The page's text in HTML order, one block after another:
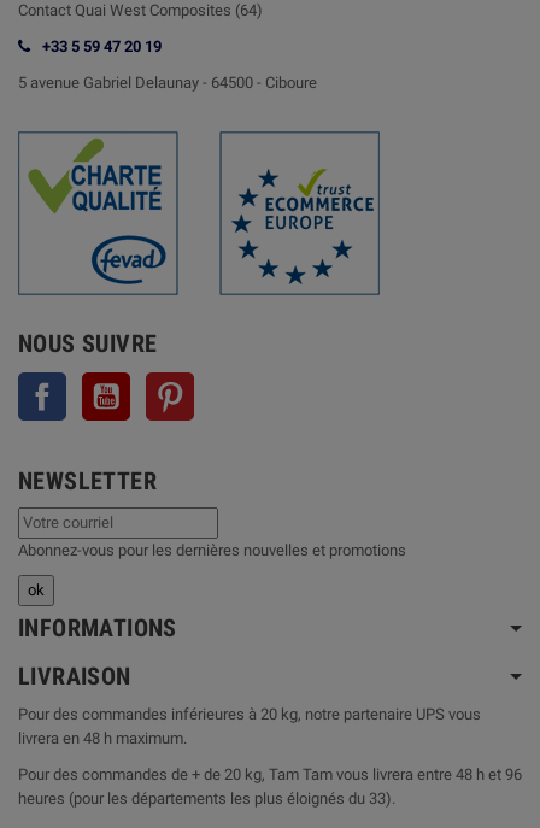
Contact Quai West Composites (64)
+33 5 59 47 20 19
5 avenue Gabriel Delaunay - 64500 - Ciboure
NOUS SUIVRE
Facebook YouTube
NEWSLETTER
Abonnez-vous pour les dernières nouvelles et promotions
INFORMATIONS
LIVRAISON
Pour des commandes inférieures à 20 kg, notre partenaire UPS vous
livrera en 48 h maximum.
Pour des commandes de + de 20 kg, Tam Tam vous livrera entre 48 h et 96
heures (pour les départements les plus éloignés du 33).